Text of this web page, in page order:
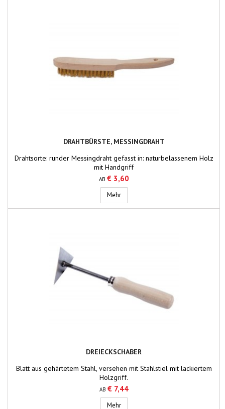
DRAHTBÜRSTE, MESSINGDRAHT
Drahtsorte: runder Messingdraht gefasst in: naturbelassenem Holz
mit Handgriff
AB € 3,60
MehrDrahtbürste, Messingdraht
DREIECKSCHABER
Blatt aus gehärtetem Stahl, versehen mit Stahlstiel mit lackiertem
Holzgriff.
AB € 7,44
MehrDreieckschaber